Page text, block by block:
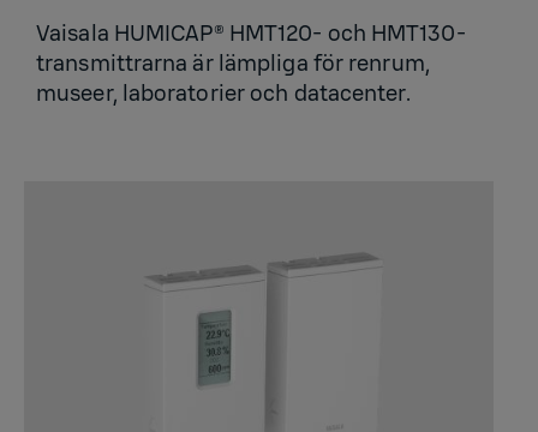
Vaisala HUMICAP® HMT120- och HMT130-
transmittrarna är lämpliga för renrum,
museer, laboratorier och datacenter.